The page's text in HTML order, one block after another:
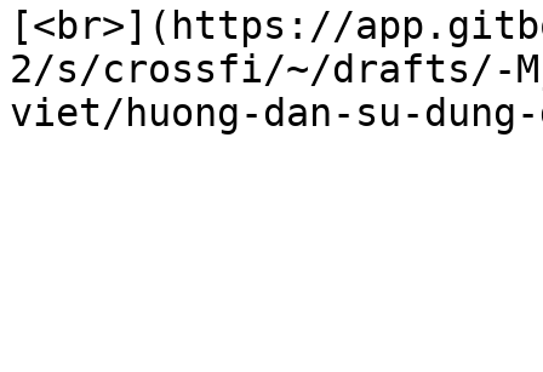
[<br>](https://
2/s/crossfi/~/drafts/-